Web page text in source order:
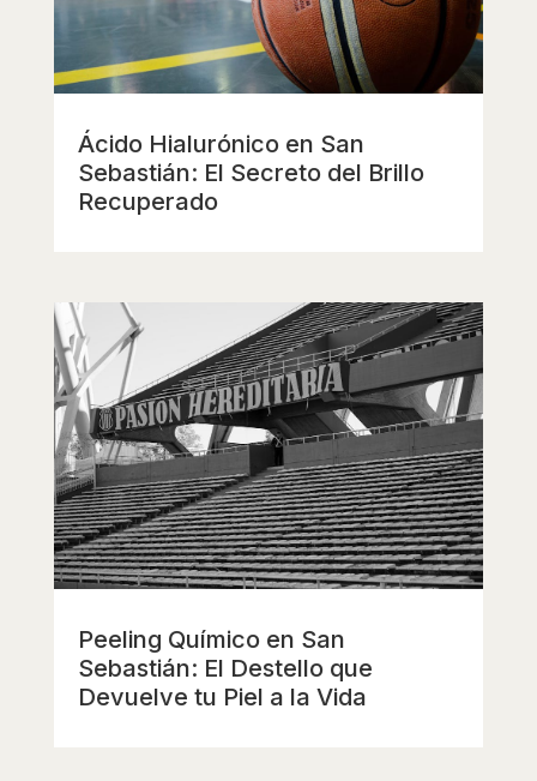
Ácido Hialurónico en San
Sebastián: El Secreto del Brillo
Recuperado
Peeling Químico en San
Sebastián: El Destello que
Devuelve tu Piel a la Vida